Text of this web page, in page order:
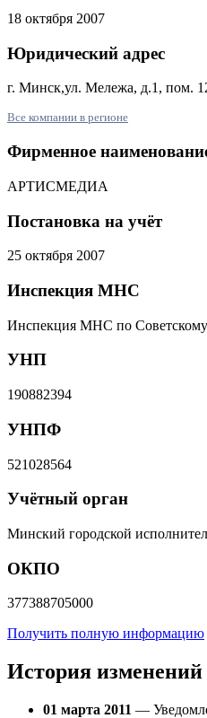
18 октября 2007
Юридический адрес
г. Минск,ул. Мележа, д.1, пом.
Все компании в регионе
Фирменное
АРТИСМЕДИА
Постановка на учёт
25 октября 2007
Инспекция МНС
Инспекция МНС по
УНП
190882394
УНПФ
521028564
Учётный орган
Минский городской
ОКПО
377388705000
Получить полную информацию
История изменений
01 марта 2011 —